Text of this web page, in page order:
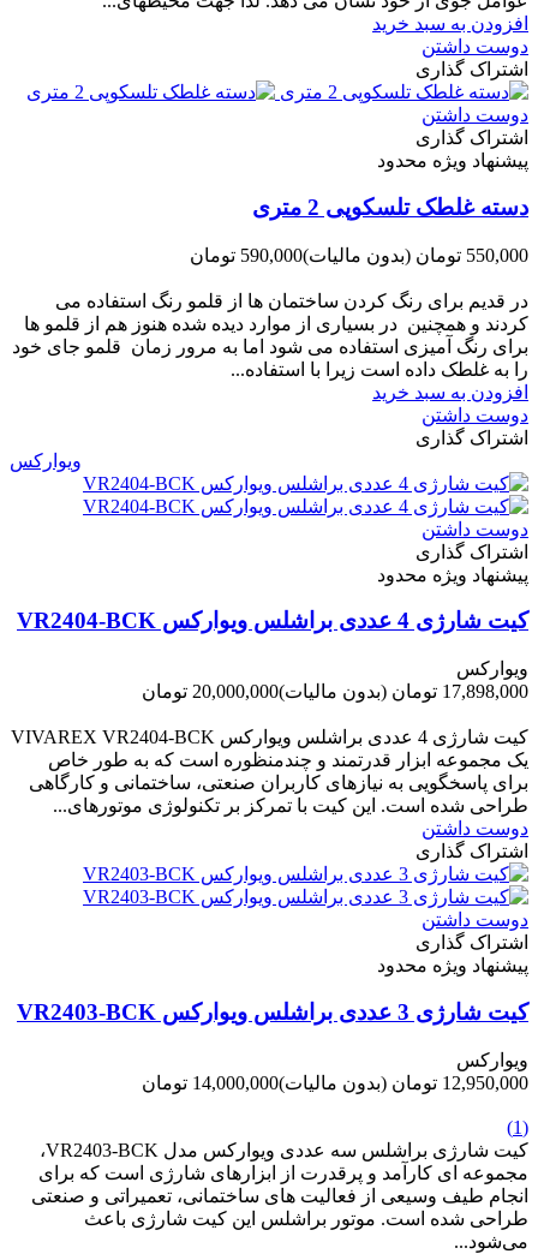
افزودن به سبد خرید
دوست داشتن
اشتراک گذاری
دوست داشتن
اشتراک گذاری
پیشنهاد ویژه محدود
دسته غلطک تلسکوپی 2 متری
550,000 تومان (بدون مالیات)590,000 تومان
در قدیم برای رنگ کردن ساختمان ها از قلمو رنگ استفاده می
کردند و همچنین در بسیاری از موارد دیده شده هنوز هم از قلمو ها
برای رنگ آمیزی استفاده می شود اما به مرور زمان قلمو جای خود
را به غلطک داده است زیرا با استفاده...
افزودن به سبد خرید
دوست داشتن
اشتراک گذاری
ویوارکس
دوست داشتن
اشتراک گذاری
پیشنهاد ویژه محدود
کیت شارژی 4 عددی براشلس ویوارکس VR2404-BCK
ویوارکس
17,898,000 تومان
(بدون مالیات)20,000,000 تومان
کیت شارژی 4 عددی براشلس ویوارکس VIVAREX VR2404-BCK
یک مجموعه ابزار قدرتمند و چندمنظوره است که به طور خاص
برای پاسخگویی به نیازهای کاربران صنعتی، ساختمانی و کارگاهی
طراحی شده است. این کیت با تمرکز بر تکنولوژی موتورهای...
دوست داشتن
اشتراک گذاری
دوست داشتن
اشتراک گذاری
پیشنهاد ویژه محدود
کیت شارژی 3 عددی براشلس ویوارکس VR2403-BCK
ویوارکس
12,950,000 تومان
(بدون مالیات)14,000,000 تومان
(1)
کیت شارژی براشلس سه عددی ویوارکس مدل VR2403-BCK،
مجموعه ای کارآمد و پرقدرت از ابزارهای شارژی است که برای
انجام طیف وسیعی از فعالیت های ساختمانی، تعمیراتی و صنعتی
طراحی شده است. موتور براشلس این کیت شارژی باعث
می‌شود...